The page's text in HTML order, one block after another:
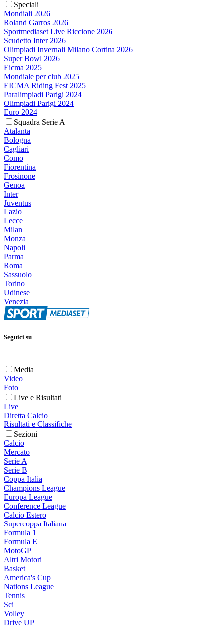
Speciali
Mondiali 2026
Roland Garros 2026
Sportmediaset Live Riccione 2026
Scudetto Inter 2026
Olimpiadi Invernali Milano Cortina 2026
Super Bowl 2026
Eicma 2025
Mondiale per club 2025
EICMA Riding Fest 2025
Paralimpiadi Parigi 2024
Olimpiadi Parigi 2024
Euro 2024
Squadra Serie A
Atalanta
Bologna
Cagliari
Como
Fiorentina
Frosinone
Genoa
Inter
Juventus
Lazio
Lecce
Milan
Monza
Napoli
Parma
Roma
Sassuolo
Torino
Udinese
Venezia
Seguici su
Media
Video
Foto
Live e Risultati
Live
Diretta Calcio
Risultati e Classifiche
Sezioni
Calcio
Mercato
Serie A
Serie B
Coppa Italia
Champions League
Europa League
Conference League
Calcio Estero
Supercoppa Italiana
Formula 1
Formula E
MotoGP
Altri Motori
Basket
America's Cup
Nations League
Tennis
Sci
Volley
Drive UP